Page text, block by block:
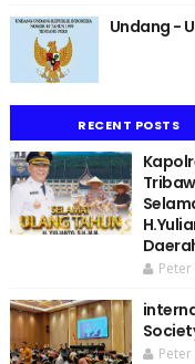
Undang -
RECENT POSTS
Peter
Peter